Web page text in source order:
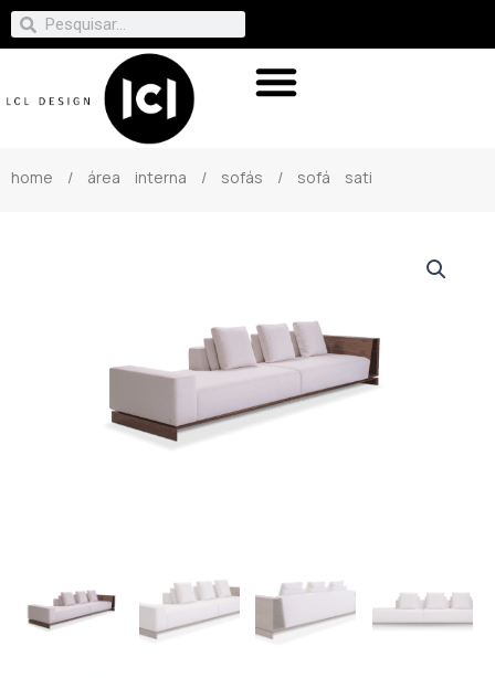
home / área interna / sofás / sofá sati